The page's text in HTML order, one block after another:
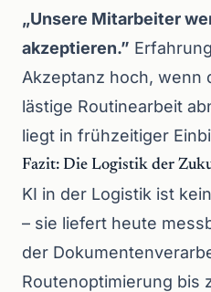
„Unsere Mitarbeiter
akzeptieren.”
Akzeptanz hoch, wenn
lästige Routinearbeit
liegt in frühzeitiger
Fazit: Die Logistik der
KI in der Logistik ist
– sie liefert heute
der
Routenoptimierung bis